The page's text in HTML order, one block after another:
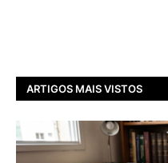
ARTIGOS MAIS VISTOS